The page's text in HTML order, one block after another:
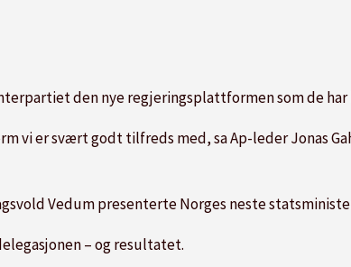
den nye regjeringsplattformen som de
vi er svært godt tilfreds med, sa Ap-leder Jonas
Vedum presenterte Norges neste
– og resultatet.